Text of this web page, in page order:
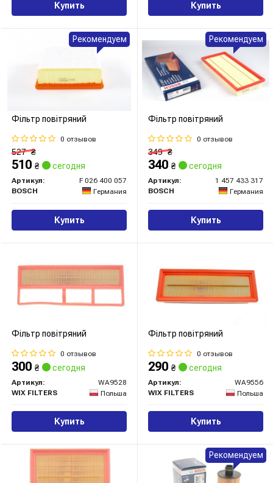
Купить Купить
Фільтр повітряний
0 отзывов
527₴
510 ₴ сегодня
Артикул:
F 026 400 057
BOSCH
Германия
Купить
Рекомендуем
Фільтр повітряний
0 отзывов
349₴
340 ₴ сегодня
Артикул:
1 457 433 317
BOSCH
Германия
Купить
Рекомендуем
Фільтр повітряний
0 отзывов
300 ₴ сегодня
Артикул:
WA9528
WIX FILTERS
Польша
Купить
Фільтр повітряний
0 отзывов
290 ₴ сегодня
Артикул:
WA9556
WIX FILTERS
Польша
Купить
Рекомендуем